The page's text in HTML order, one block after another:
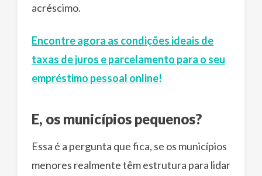
acréscimo.
Encontre agora as condições ideais de
taxas de juros e parcelamento para o seu
empréstimo pessoal online!
E, os municípios pequenos?
Essa é a pergunta que fica, se os municípios
menores realmente têm estrutura para lidar